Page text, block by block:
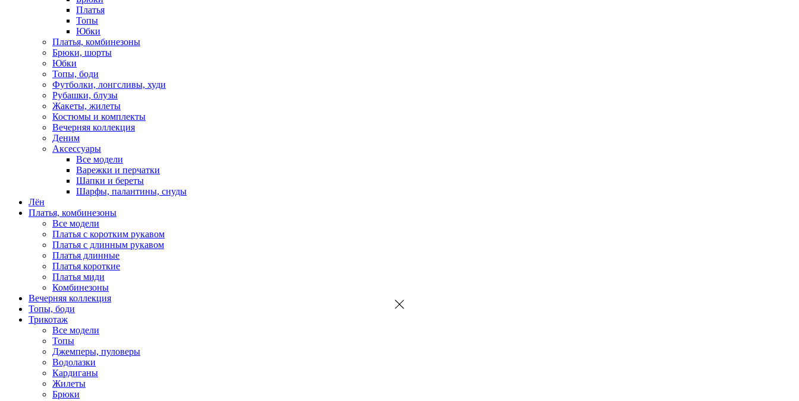
Платья
Топы
Юбки
Платья, комбинезоны
Брюки, шорты
Юбки
Топы, боди
Футболки, лонгсливы, худи
Рубашки, блузы
Жакеты, жилеты
Костюмы и комплекты
Вечерняя коллекция
Деним
Аксессуары
Все модели
Варежки и перчатки
Шапки и береты
Шарфы, палантины, снуды
Лён
Платья, комбинезоны
Все модели
Платья с коротким рукавом
Платья с длинным рукавом
Платья длинные
Платья короткие
Платья миди
Комбинезоны
Вечерняя коллекция
Топы, боди
Трикотаж
Все модели
Топы
Джемперы, пуловеры
Водолазки
Кардиганы
Жилеты
Брюки